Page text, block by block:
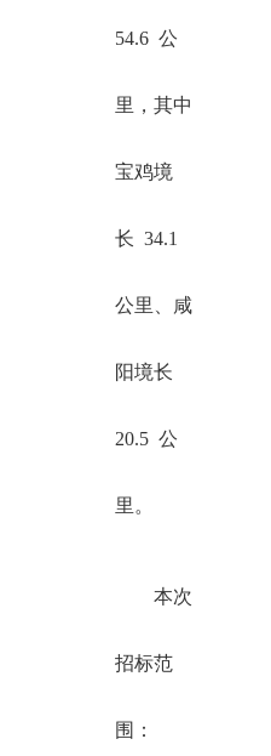
54.6 公
里，其中
宝鸡境
长 34.1
公里、咸
阳境长
20.5 公
里。
本次
招标范
围：